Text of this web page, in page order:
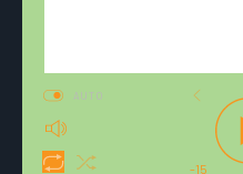
-15
AUTO